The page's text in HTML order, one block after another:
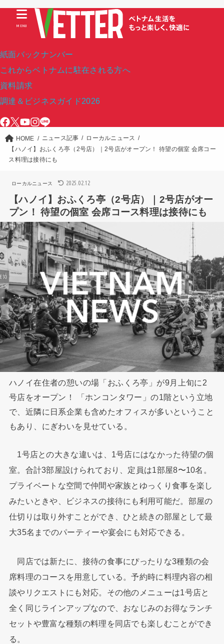
紙面バックナンバー
これからベトナムに駐在される方へ
資料請求
調達＆ビジネスガイド2026
MENU
HOME ニュース記事
ローカルニュース
【ハノイ】おふくろ亭（2号店）｜2号店がオープン！ 待望の個室 会席コー
ス料理は接待にも
ローカルニュース 2025.02.12
【ハノイ】おふくろ亭（2号店）｜2号店がオー
プン！ 待望の個室 会席コース料理は接待にも
ハノイ在住者の憩いの場「おふくろ亭」が9月上旬に2
号店をオープン！ 「ホンコンタワー」の1階という立地
で、近隣に日系企業も含めたオフィスが多いということ
もあり、にぎわいを見せている。
1号店との大きな違いは、1号店にはなかった待望の個
室。合計3部屋設けられており、定員は1部屋8〜10名。
プライベートな空間で仲間や家族とゆっくり食事を楽し
みたいときや、ビジネスの接待にも利用可能だ。部屋の
仕切りは取り外すことができ、ひと続きの部屋として最
大35名までのパーティーや宴会にも対応できる。
同店では新たに、接待の食事にぴったりな3種類の会
席料理のコースを用意している。予約時に料理内容の相
談やリクエストにも対応。その他のメニューは1号店と
全く同じラインアップなので、おなじみのお得なランチ
セットや豊富な種類の料理を同店でも楽しむことができ
る。